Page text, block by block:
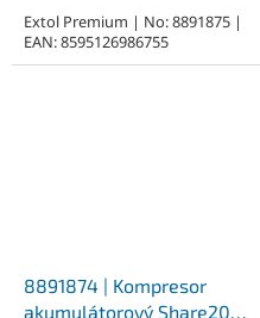
Extol Premium | No: 8891875 |
EAN: 8595126986755
8891874 | Kompresor
akumulátorový Share20V,